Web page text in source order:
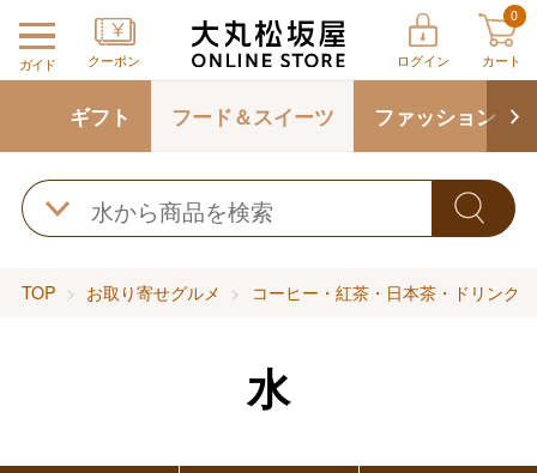
ガイド クーポン ログイン
0
カート
ギフト フード＆スイーツ ファッション
TOP お取り寄せグルメ コーヒー・紅茶・日本茶・ドリンク
水